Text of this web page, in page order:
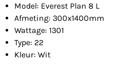
Model: Everest Plan 8 L
Afmeting: 300x1400mm
Wattage: 1301
Type: 22
Kleur: Wit